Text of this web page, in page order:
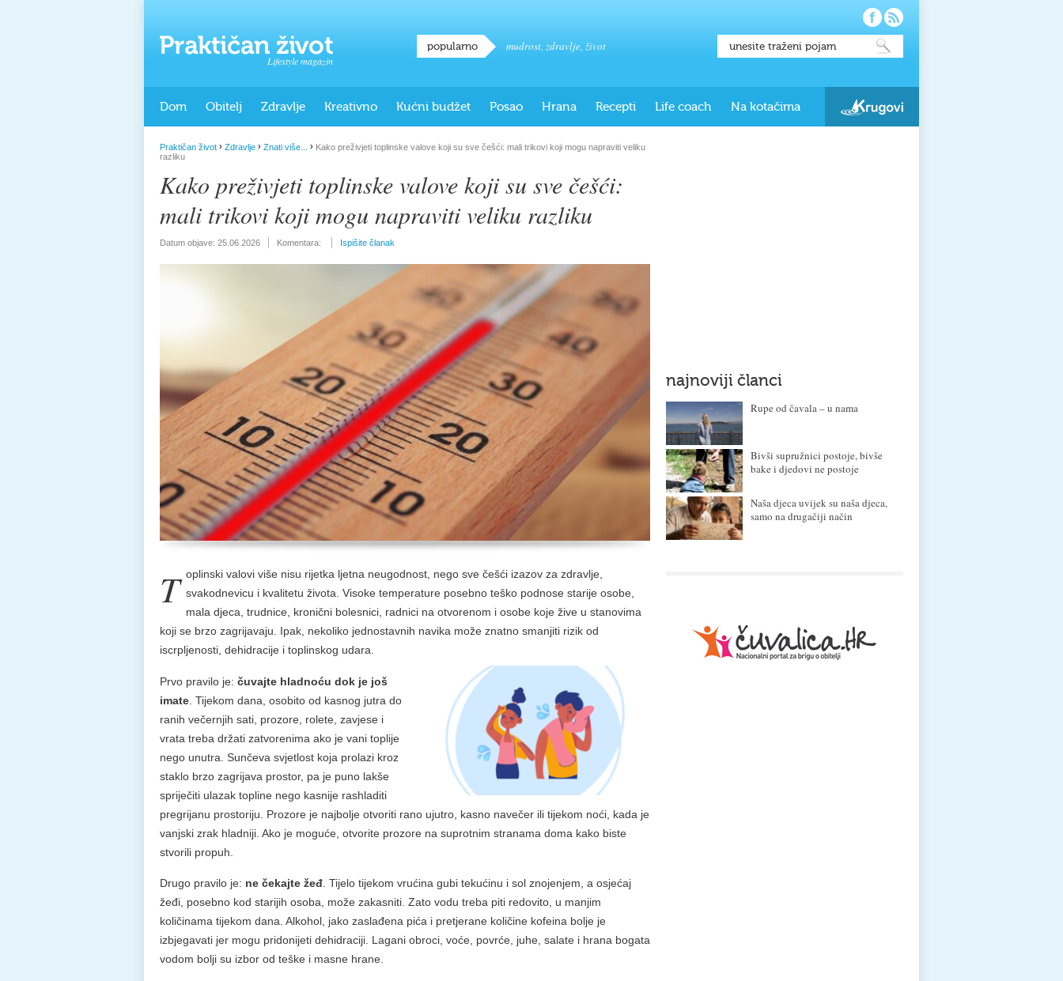
Lifestyle magazin
popularno mudrost, zdravlje, život
Dom Obitelj Zdravlje Kreativno Kućni budžet Posao Hrana Recepti Life coach Na kotačima
Praktičan život › Zdravlje › Znati više... › Kako preživjeti toplinske valove koji su sve češći: mali trikovi koji mogu napraviti veliku
razliku
Kako preživjeti toplinske valove koji su sve češći:
mali trikovi koji mogu napraviti veliku razliku
Datum objave: 25.06.2026 Komentara: Ispišite članak
T oplinski valovi više nisu rijetka ljetna neugodnost, nego sve češći izazov za zdravlje,
svakodnevicu i kvalitetu života. Visoke temperature posebno teško podnose starije osobe,
mala djeca, trudnice, kronični bolesnici, radnici na otvorenom i osobe koje žive u stanovima
koji se brzo zagrijavaju. Ipak, nekoliko jednostavnih navika može znatno smanjiti rizik od
iscrpljenosti, dehidracije i toplinskog udara.
Prvo pravilo je: čuvajte hladnoću dok je još
imate . Tijekom dana, osobito od kasnog jutra do
ranih večernjih sati, prozore, rolete, zavjese i
vrata treba držati zatvorenima ako je vani toplije
nego unutra. Sunčeva svjetlost koja prolazi kroz
staklo brzo zagrijava prostor, pa je puno lakše
spriječiti ulazak topline nego kasnije rashladiti
pregrijanu prostoriju. Prozore je najbolje otvoriti rano ujutro, kasno navečer ili tijekom noći, kada je
vanjski zrak hladniji. Ako je moguće, otvorite prozore na suprotnim stranama doma kako biste
stvorili propuh.
Drugo pravilo je: ne čekajte žeđ . Tijelo tijekom vrućina gubi tekućinu i sol znojenjem, a osjećaj
žeđi, posebno kod starijih osoba, može zakasniti. Zato vodu treba piti redovito, u manjim
količinama tijekom dana. Alkohol, jako zaslađena pića i pretjerane količine kofeina bolje je
izbjegavati jer mogu pridonijeti dehidraciji. Lagani obroci, voće, povrće, juhe, salate i hrana bogata
vodom bolji su izbor od teške i masne hrane.
najnoviji članci
Rupe od čavala – u nama
Bivši supružnici postoje, bivše
bake i djedovi ne postoje
Naša djeca uvijek su naša djeca,
samo na drugačiji način